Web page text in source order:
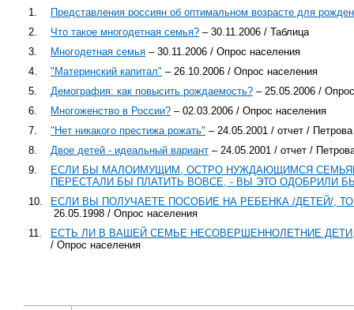
1.
Представления россиян об оптимальном возрасте для
2.
Что такое многодетная семья? – 30.11.2006 / Таблица
3.
Многодетная семья – 30.11.2006 / Опрос населения
4.
"Материнский капитал" – 26.10.2006 / Опрос населения
5.
Демография: как повысить рождаемость? – 25.05.2006 /
6.
Многоженство в России? – 02.03.2006 / Опрос населения
7.
"Нет никакого престижа рожать" – 24.05.2001 / отчет /
8.
Двое детей - идеальный вариант – 24.05.2001 / отчет /
9.
ЕСЛИ БЫ МАЛОИМУЩИМ, ОСТРО НУЖДАЮЩИМСЯ
ПЕРЕСТАЛИ БЫ ПЛАТИТЬ ВОВСЕ, - ВЫ ЭТО ОДОБРИЛИ
10.
ЕСЛИ ВЫ ПОЛУЧАЕТЕ ПОСОБИЕ НА РЕБЕНКА /ДЕТЕЙ/,
26.05.1998 / Опрос населения
11.
ЕСТЬ ЛИ В ВАШЕЙ СЕМЬЕ НЕСОВЕРШЕННОЛЕТНИЕ
/ Опрос населения